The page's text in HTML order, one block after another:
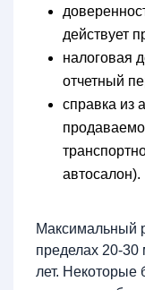
действует
налоговая
отчетный
справка из
автосалон).
Максимальный
пределах 20-30
лет. Некоторые